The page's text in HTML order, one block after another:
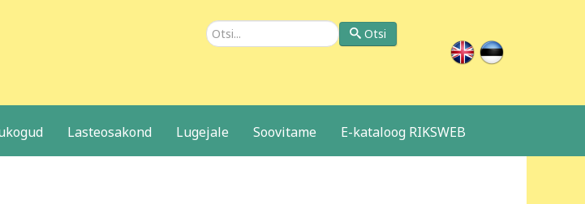
Otsi Otsi
Lasteosakond Lugejale Soovitame E-kataloog RIKSWEB